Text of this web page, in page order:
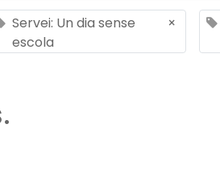
Servei: Un dia sense
escola
×